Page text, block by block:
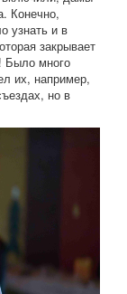
Конечно,
узнать и в
закрывает
Было много
их, например,
но в